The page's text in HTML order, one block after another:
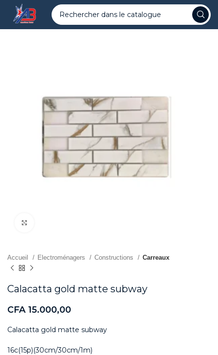
Accueil Electroménagers Constructions Carreaux
Calacatta gold matte subway
CFA 15.000,00
Calacatta gold matte subway
16c(15p)(30cm/30cm/1m)